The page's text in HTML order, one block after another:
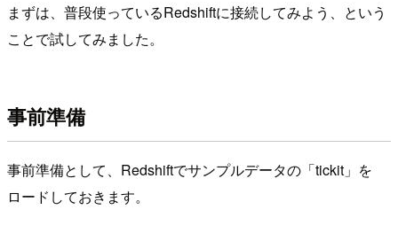
まずは、普段使っているRedshiftに接続してみよう、という
ことで試してみました。
事前準備
事前準備として、Redshiftでサンプルデータの「tickit」を
ロードしておきます。